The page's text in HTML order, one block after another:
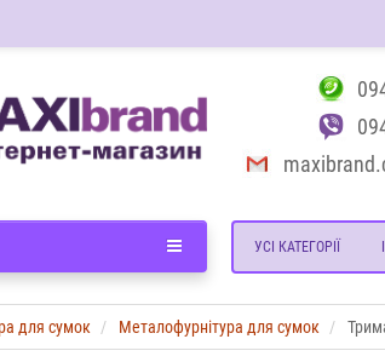
УСІ КАТЕГОРІЇ
для сумок Металофурнітура для сумок